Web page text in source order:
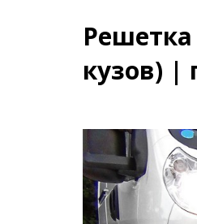
Решетка
кузов) |